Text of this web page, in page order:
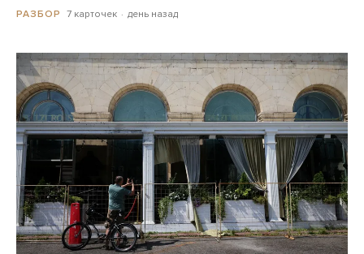
РАЗБОР 7 карточек день назад